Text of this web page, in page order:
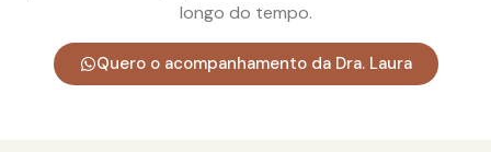
longo do tempo.
Quero o acompanhamento da Dra. Laura